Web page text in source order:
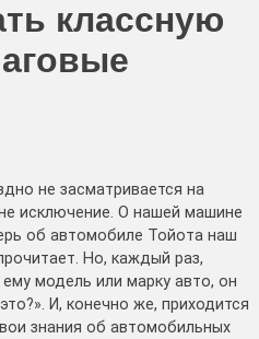
классную
не засматривается на
исключение. О нашей машине
об автомобиле Тойота наш
Но, каждый раз,
модель или марку авто, он
И, конечно же, приходится
знания об автомобильных